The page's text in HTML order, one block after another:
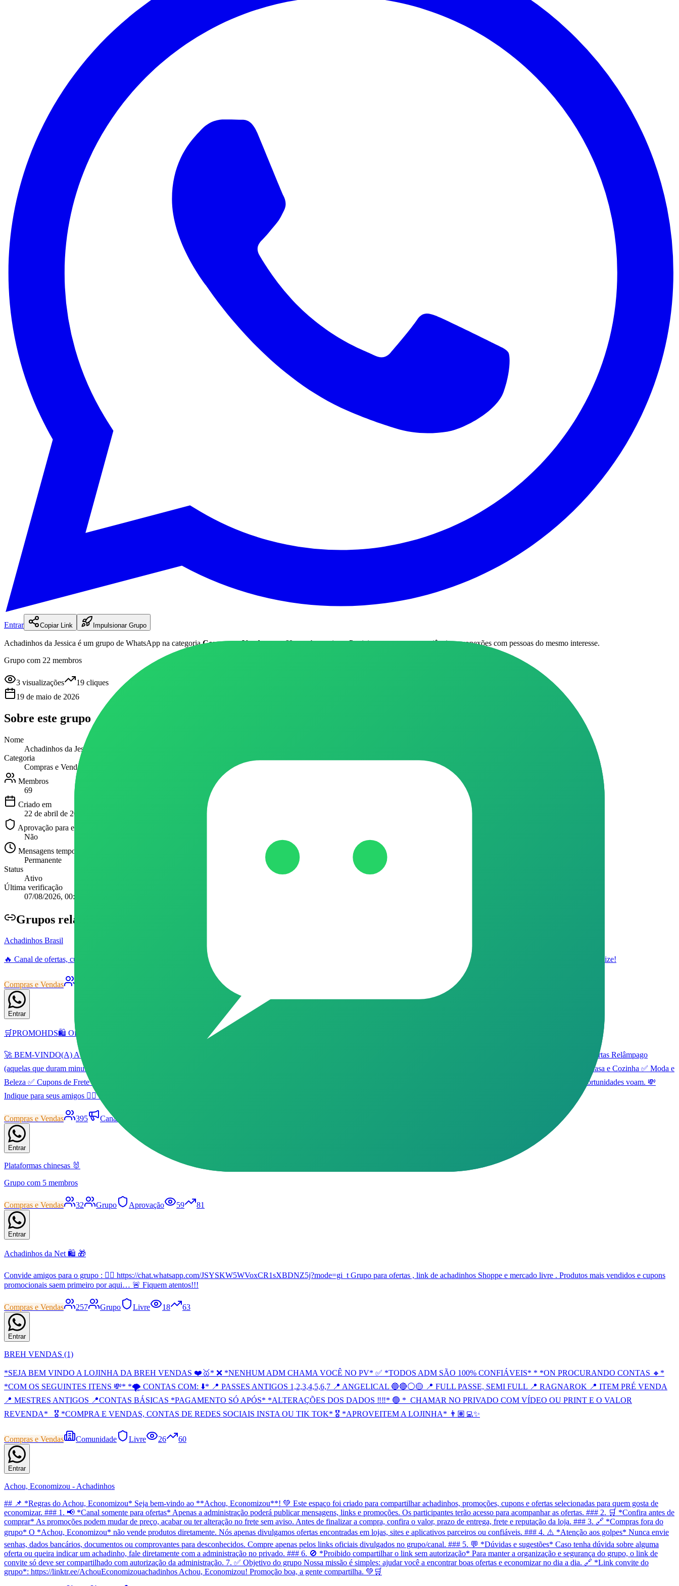
Entrar Copiar Link Impulsionar Grupo
Achadinhos da Jessica é um grupo de WhatsApp na categoriaCompras e Vendascom 69 membros ativos.Participe para trocar experiências e conexões com pessoas do mesmo interesse.
Grupo com 22 membros
3 visualizações 19 cliques
19 de maio de 2026
Sobre este grupo
Nome
Achadinhos da Jessica
Categoria
Compras e Vendas
Membros
69
Criado em
22 de abril de 2026
Aprovação para entrar
Não
Mensagens temporárias
Permanente
Status
Ativo
Última verificação
07/08/2026, 00:04
Grupos relacionados
Achadinhos Brasil
🔥 Canal de ofertas, cupons e promoções no WhatsApp 🇧🇷 As melhores ofertas do Brasil, atualizadas todos os dias 💰 Economia real em produtos confiáveis ✅ Entre, aproveite e economize!
Compras e Vendas
Entrar
🛒PROMOHDS🛍️ Ofertas & Cupons
🚀 BEM-VINDO(A) AO 🛒PROMOHDS🛍️ Ofertas & Cupons 🚀 Cansado de pagar caro? Você está no lugar certo! Aqui o nosso time garimpa a internet 24h por dia para trazer: 🔥 Ofertas Relâmpago
(aquelas que duram minutos!) 🎟️ Cupons Exclusivos das maiores lojas (Mercado Livre, Amazon, Shopee, Magalu, e +) O que postamos aqui: ✅ Eletrônicos e Smartphones ✅ Itens de Casa e Cozinha ✅ Moda e
Beleza ✅ Cupons de Frete Grátis 👉 Dúvidas? Pode chamar os adm's. Boas compras e boas economias! 📌 Dica de ouro: Silencie o grupo, mas não deixe de conferir! As melhores oportunidades voam. 💸
Indique para seus amigos 👇🏻 https://biolink.info/promohds
Compras e Vendas 395 Canal
Entrar
Plataformas chinesas 🐰
Grupo com 5 membros
Compras e Vendas 32 Grupo Aprovação 59 81
Entrar
Achadinhos da Net 🛍️ 🎁
Convide amigos para o grupo : 👇🏼 https://chat.whatsapp.com/JSYSKW5WVoxCR1sXBDNZ5j?mode=gi_t Grupo para ofertas , link de achadinhos Shoppe e mercado livre . Produtos mais vendidos e cupons
promocionais saem primeiro por aqui… 🚨 Fiquem atentos!!!
Compras e Vendas 257 Grupo Livre 18 63
Entrar
BREH VENDAS (1)
*SEJA BEM VINDO A LOJINHA DA BREH VENDAS ❤️🥇* ❌ *NENHUM ADM CHAMA VOCÊ NO PV* ✅ *TODOS ADM SÃO 100% CONFIÁVEIS* * *ON PROCURANDO CONTAS 🔸*
*COM OS SEGUINTES ITENS 💸* *🌪 CONTAS COM: ⬇️* 📍 PASSES ANTIGOS 1,2,3,4,5,6,7 📍 ANGELICAL 🔵🔴⚪️🟡 📍 FULL PASSE, SEMI FULL 📍 RAGNAROK 📍 ITEM PRÉ VENDA
📍 MESTRES ANTIGOS 📍CONTAS BÁSICAS *PAGAMENTO SÓ APÓS* *ALTERAÇÕES DOS DADOS ‼️‼️* 🟢 *_CHAMAR NO PRIVADO COM VÍDEO OU PRINT E O VALOR
REVENDA*_ 🎖️ *COMPRA E VENDAS, CONTAS DE REDES SOCIAIS INSTA OU TIK TOK* 🎖️ *APROVEITEM A LOJINHA* 👨🏽‍💻✨
Compras e Vendas Comunidade Livre 26 60
Entrar
Achou, Economizou - Achadinhos
## 📌 *Regras do Achou, Economizou* Seja bem-vindo ao **Achou, Economizou**! 💚 Este espaço foi criado para compartilhar achadinhos, promoções, cupons e ofertas selecionadas para quem gosta de
economizar. ### 1. 📢 *Canal somente para ofertas* Apenas a administração poderá publicar mensagens, links e promoções. Os participantes terão acesso para acompanhar as ofertas. ### 2. 🛒 *Confira antes de
comprar* As promoções podem mudar de preço, acabar ou ter alteração no frete sem aviso. Antes de finalizar a compra, confira o valor, prazo de entrega, frete e reputação da loja. ### 3. 🔗 *Compras fora do
grupo* O *Achou, Economizou* não vende produtos diretamente. Nós apenas divulgamos ofertas encontradas em lojas, sites e aplicativos parceiros ou confiáveis. ### 4. ⚠️ *Atenção aos golpes* Nunca envie
senhas, dados bancários, documentos ou comprovantes para desconhecidos. Compre apenas pelos links oficiais divulgados no grupo/canal. ### 5. 💬 *Dúvidas e sugestões* Caso tenha dúvida sobre alguma
oferta ou queira indicar um achadinho, fale diretamente com a administração no privado. ### 6. 🚫 *Proibido compartilhar o link sem autorização* Para manter a organização e segurança do grupo, o link de
convite só deve ser compartilhado com autorização da administração. 7. ✅ Objetivo do grupo Nossa missão é simples: ajudar você a encontrar boas ofertas e economizar no dia a dia. 🔗 *Link convite do
grupo*: https://linktr.ee/AchouEconomizouachadinhos Achou, Economizou! Promoção boa, a gente compartilha. 💚🛒